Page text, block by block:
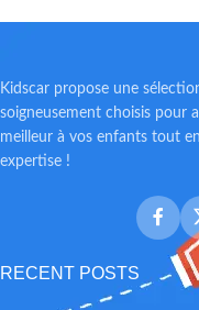
Kidscar propose une
soigneusement choisis pour
meilleur à vos enfants tout
expertise !
RECENT POSTS